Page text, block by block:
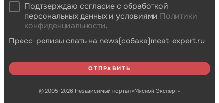
Подтверждаю согласие с обработкой
персональных данных и условиями Политики
конфиденциальности.
Пресс-релизы слать на news{собака}meat-expert.ru
© 2005-2026 Независимый портал «Мясной Эксперт»